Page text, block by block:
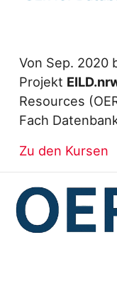
Von Sep. 2020
Projekt
Resources
Fach
Zu den Kursen